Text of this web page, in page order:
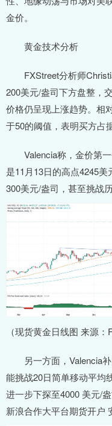
金价。
黄金技术分析
FXStreet分析师
200美元/盎司下方盘整，
价格仍呈现上涨趋势。相
于50的阈值，表明买方占
Valencia称，金价第一
是11月13日的高点4245
300美元/盎司，甚至挑战
（现货黄金日线图 来源：
另一方面，Valencia补
能挑战20日简单移动平均
进一步下探至4000 美元/盎
新浪合作大平台期货开户